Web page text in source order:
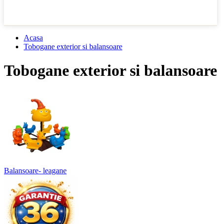
Acasa
Tobogane exterior si balansoare
Tobogane exterior si balansoare
Balansoare- leagane